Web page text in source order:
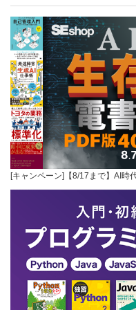
[キャンペーン]【8/17まで】AI時